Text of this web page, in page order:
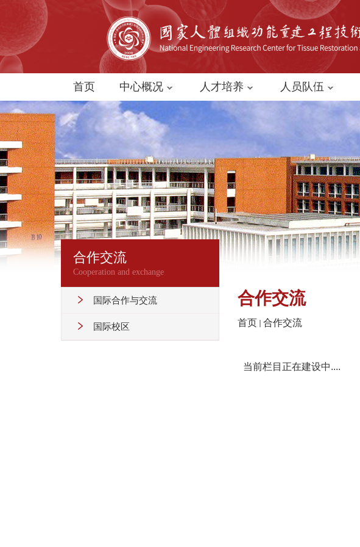
首页 中心概况 人才培养 人员队伍
合作交流
Cooperation and exchange
国际合作与交流
国际校区
合作交流
首页 合作交流
当前栏目正在建设中....